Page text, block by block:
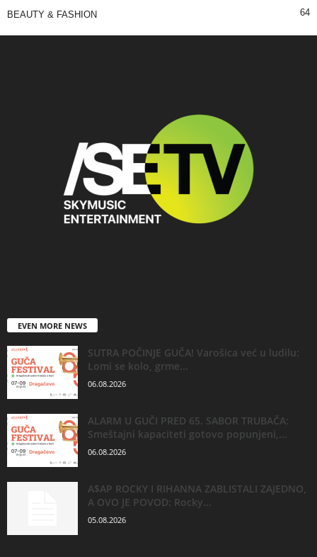
BEAUTY & FASHION 64
EVEN MORE NEWS
SUTRA POČINJE GUČA! Varošica već u ludilu:
Lomi se kolo, grme...
06.08.2026
ALARM U GUČI PRED 65. SABOR TRUBAČA:
Smeštajni kapaciteti gotovo popunjeni,...
06.08.2026
A$AP ROCKY I RIHANNA ZABLISTALI ZAJEDNO,
A OVO JE POVOD: Rocky...
05.08.2026